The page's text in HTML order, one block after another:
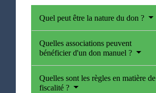
Quel peut être la nature du don ?
Quelles associations peuvent
bénéficier d'un don manuel ?
Quelles sont les règles en matière de
fiscalité ?